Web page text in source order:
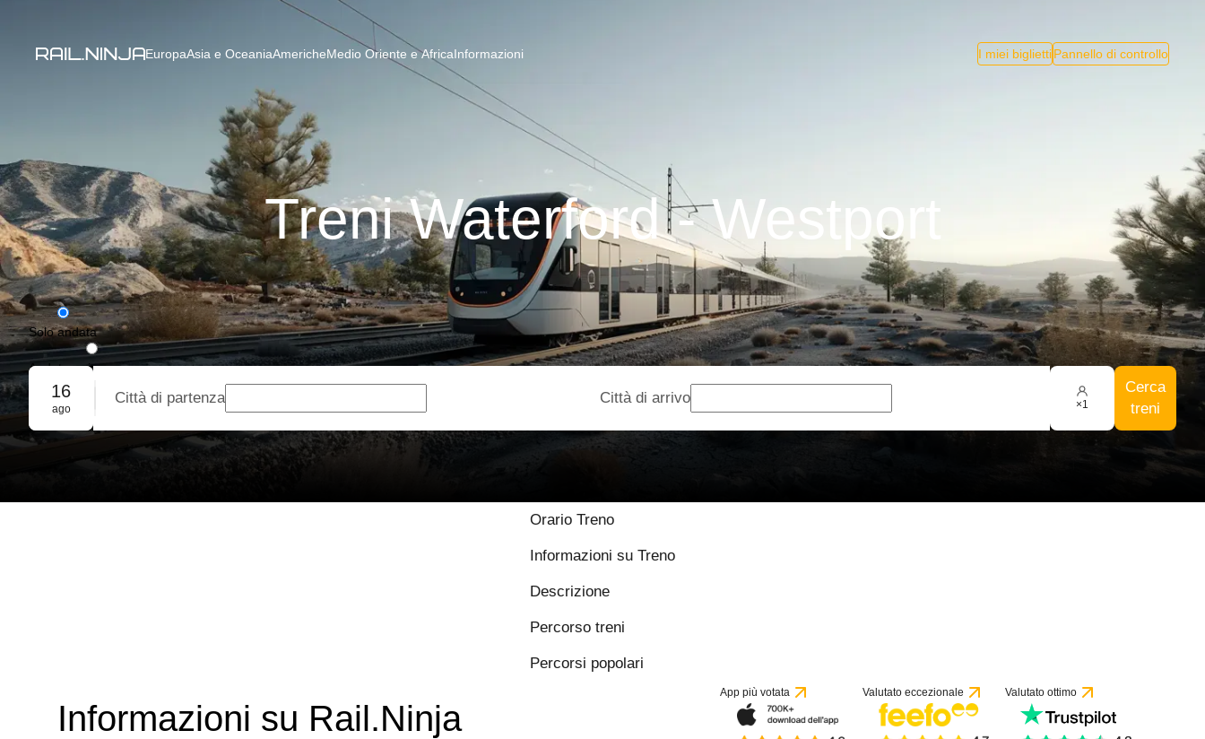
EuropaAsia e OceaniaAmericheMedio Oriente e AfricaInformazioni I miei bigliettiPannello di controllo
Treni Waterford - Westport
Solo andata
Andata e ritorno
Prenotazione di gruppo
16
ago
Città di partenza Città di arrivo ×1
Cerca
treni
Orario Treno
Informazioni su Treno
Descrizione
Percorso treni
Percorsi popolari
Informazioni su Rail.Ninja
App più votata Valutato eccezionale Valutato ottimo